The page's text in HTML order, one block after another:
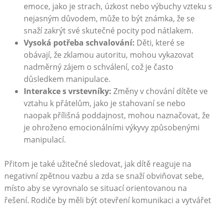
emoce, jako je strach, úzkost nebo výbuchy vzteku s
nejasným důvodem, může to být známka, že se
snaží zakrýt své skutečné pocity pod nátlakem.
Vysoká potřeba schvalování: Děti, které se
obávají, že zklamou autoritu, mohou vykazovat
nadměrný zájem o schválení, což je často
důsledkem manipulace.
Interakce s vrstevníky: Změny v chování dítěte ve
vztahu k přátelům, jako je stahovaní se nebo
naopak přílišná poddajnost, mohou naznačovat, že
je ohroženo emocionálními výkyvy způsobenými
manipulací.
Přitom je také užitečné sledovat, jak dítě reaguje na
negativní zpětnou vazbu a zda se snaží obviňovat sebe,
místo aby se vyrovnalo se situací orientovanou na
řešení. Rodiče by měli být otevření komunikaci a vytvářet